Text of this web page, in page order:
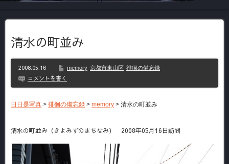
清水の町並み
2008.05.16 memory 京都市東山区 徘徊の備忘録
コメントを書く
日日是写真 > 徘徊の備忘録 > memory > 清水の町並み
清水の町並み（きよみずのまちなみ） 2008年05月16日訪問